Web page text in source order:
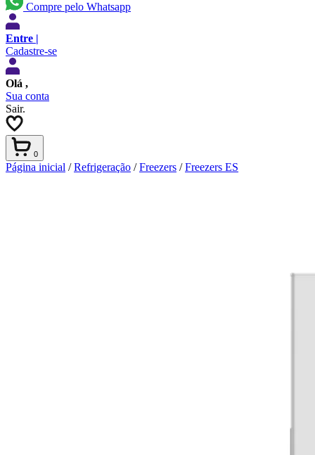
Compre pelo Whatsapp
Entre |
Cadastre-se
Olá ,
Sua conta
Sair.
0
Página inicial /Refrigeração /Freezers /Freezers ES